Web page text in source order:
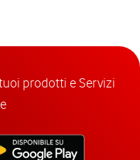
prodotti e Servizi